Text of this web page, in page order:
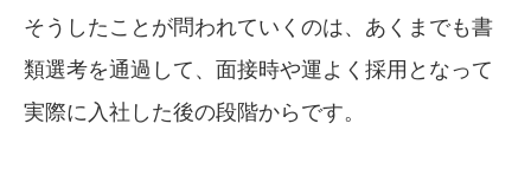
そうしたことが問われていくのは、あくまでも書
類選考を通過して、面接時や運よく採用となって
実際に入社した後の段階からです。